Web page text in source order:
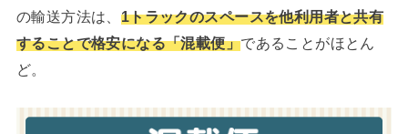
の輸送方法は、 1トラックのスペースを他利用者と共有
することで格安になる「混載便」であることがほとん
ど。